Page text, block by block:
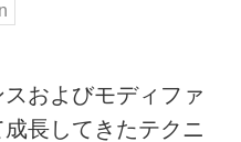
およびモディファ
長してきたテクニ